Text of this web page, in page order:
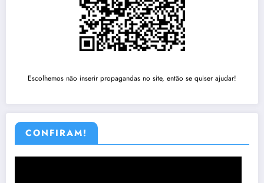
Escolhemos não inserir propagandas no site, então se quiser ajudar!
CONFIRAM!